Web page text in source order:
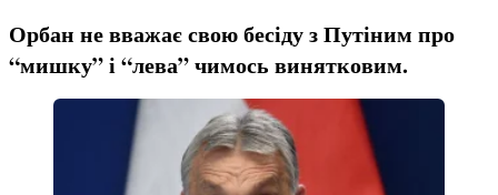
Орбан не вважає свою бесіду з Путіним про
“мишку” і “лева” чимось винятковим.